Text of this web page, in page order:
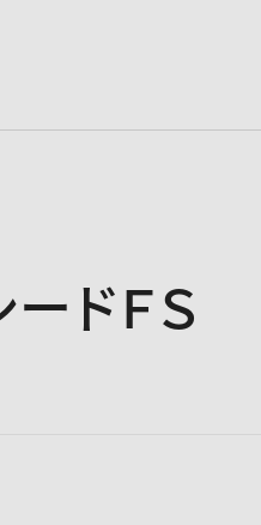
ドＦＳ